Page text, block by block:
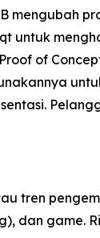
untuk
of
tren
dan